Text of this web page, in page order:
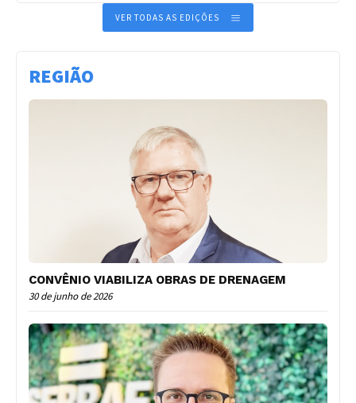
VER TODAS AS EDIÇÕES
REGIÃO
CONVÊNIO VIABILIZA OBRAS DE DRENAGEM
30 de junho de 2026